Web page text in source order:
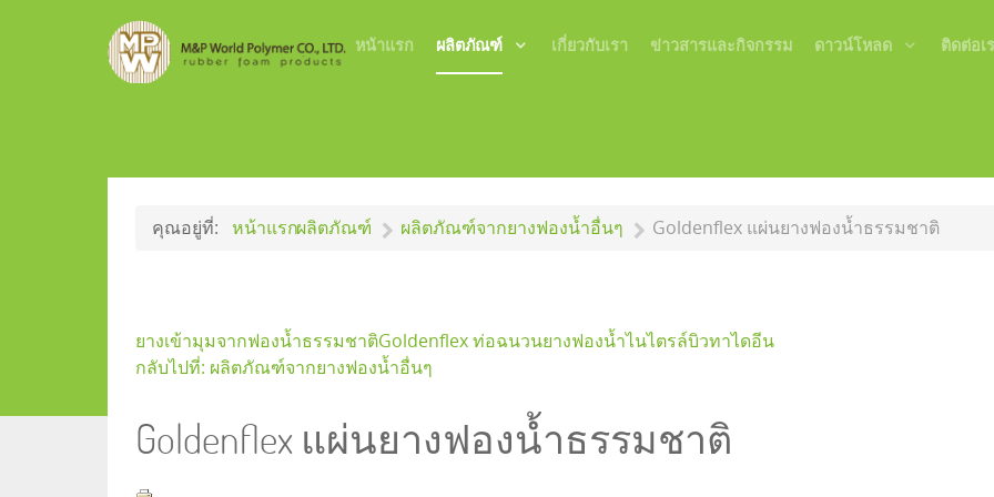
หน้าแรก ผลิตภัณฑ์ เกี่ยวกับเรา ข่าวสารและกิจกรรม ดาวน์โหลด ติดต่อเ
คุณอยู่ที่: หน้าแรกผลิตภัณฑ์ ผลิตภัณฑ์จากยางฟองน้ำอื่นๆ Goldenflex แผ่นยางฟองน้ำธรรมชาติ
ยางเข้ามุมจากฟองน้ำธรรมชาติGoldenflex ท่อฉนวนยางฟองน้ำไนไตรล์บิวทาไดอีน
กลับไปที่: ผลิตภัณฑ์จากยางฟองน้ำอื่นๆ
Goldenflex แผ่นยางฟองน้ำธรรมชาติ